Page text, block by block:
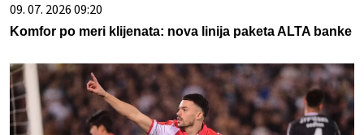
09. 07. 2026 09:20
Komfor po meri klijenata: nova linija paketa ALTA banke